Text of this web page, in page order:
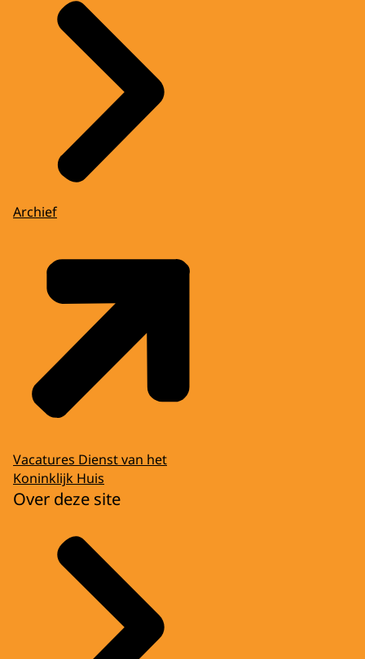
Archief
Vacatures Dienst van het
Koninklijk Huis
Over deze site